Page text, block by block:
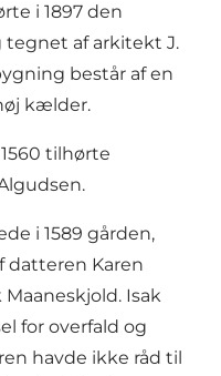
i 1897 den
af arkitekt J.
består af en
kælder.
tilhørte
i 1589 gården,
datteren Karen
Isak
for overfald og
havde ikke råd til